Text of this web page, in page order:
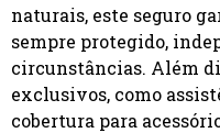
naturais, este seguro
sempre protegido,
circunstâncias. Além
exclusivos, como
cobertura para